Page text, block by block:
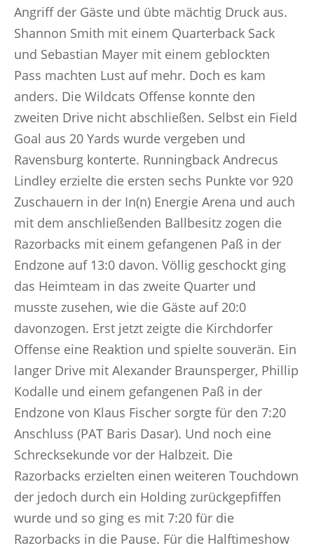
Angriff der Gäste und übte mächtig Druck aus.
Shannon Smith mit einem Quarterback Sack
und Sebastian Mayer mit einem geblockten
Pass machten Lust auf mehr. Doch es kam
anders. Die Wildcats Offense konnte den
zweiten Drive nicht abschließen. Selbst ein Field
Goal aus 20 Yards wurde vergeben und
Ravensburg konterte. Runningback Andrecus
Lindley erzielte die ersten sechs Punkte vor 920
Zuschauern in der In(n) Energie Arena und auch
mit dem anschließenden Ballbesitz zogen die
Razorbacks mit einem gefangenen Paß in der
Endzone auf 13:0 davon. Völlig geschockt ging
das Heimteam in das zweite Quarter und
musste zusehen, wie die Gäste auf 20:0
davonzogen. Erst jetzt zeigte die Kirchdorfer
Offense eine Reaktion und spielte souverän. Ein
langer Drive mit Alexander Braunsperger, Phillip
Kodalle und einem gefangenen Paß in der
Endzone von Klaus Fischer sorgte für den 7:20
Anschluss (PAT Baris Dasar). Und noch eine
Schrecksekunde vor der Halbzeit. Die
Razorbacks erzielten einen weiteren Touchdown
der jedoch durch ein Holding zurückgepfiffen
wurde und so ging es mit 7:20 für die
Razorbacks in die Pause. Für die Halftimeshow